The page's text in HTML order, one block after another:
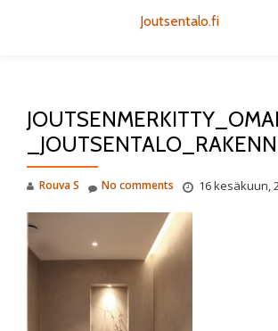
Joutsentalo.fi
Rouva S 16 kesäkuun,
No comments